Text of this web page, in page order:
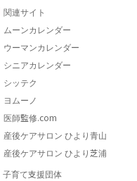
関連サイト
ムーンカレンダー
ウーマンカレンダー
シニアカレンダー
シッテク
ヨムーノ
医師監修.com
産後ケアサロン ひより青山
産後ケアサロン ひより芝浦
子育て支援団体